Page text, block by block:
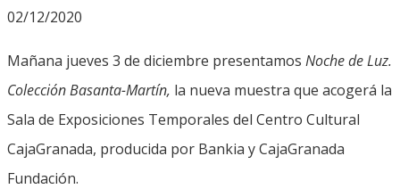
02/12/2020
Mañana jueves 3 de diciembre presentamos Noche de Luz.
Colección Basanta-Martín, la nueva muestra que acogerá la
Sala de Exposiciones Temporales del Centro Cultural
CajaGranada, producida por Bankia y CajaGranada
Fundación.